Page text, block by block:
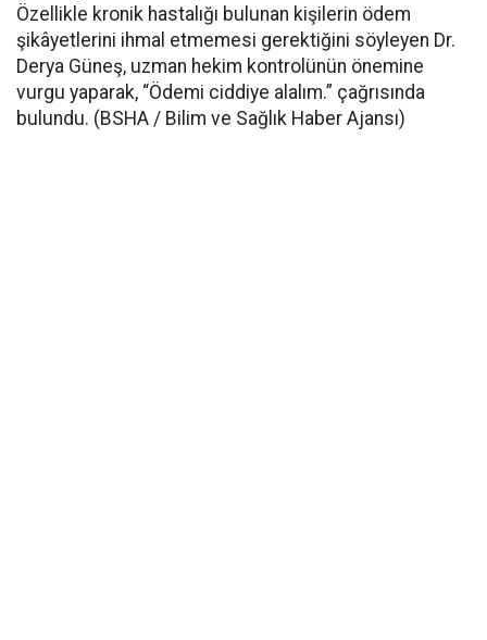
Özellikle kronik hastalığı bulunan kişilerin ödem
şikâyetlerini ihmal etmemesi gerektiğini söyleyen Dr.
Derya Güneş, uzman hekim kontrolünün önemine
vurgu yaparak, “Ödemi ciddiye alalım.” çağrısında
bulundu. (BSHA / Bilim ve Sağlık Haber Ajansı)